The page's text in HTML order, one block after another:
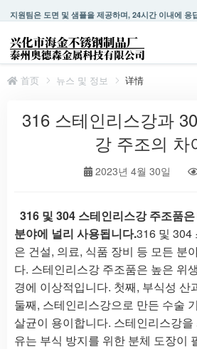
지원팀은 도면 및 샘플을 제공하며, 24시간 이내에 응
首页 뉴스 및 정보 详情
316 스테인리스강과
강 주조의 차
2023년 4월 30일
316 및 304 스테인리스강 주조품
분야에 널리 사용됩니다.316 및 304
은 건설, 의료, 식품 장비 등 모든 분
다. 스테인리스강 주조품은 높은 위
경에 이상적입니다. 첫째, 부식성 산
둘째, 스테인리스강으로 만든 수술
살균이 용이합니다. 스테인리스강
유는 부식 방지를 위한 분체 도장이